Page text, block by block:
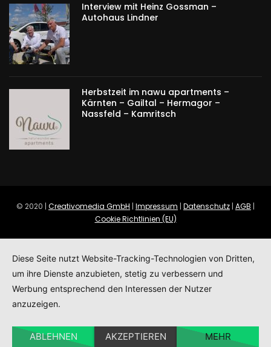
Interview mit Heinz Gossman –
Autohaus Lindner
Herbstzeit im nawu apartments –
Kärnten – Gailtal – Hermagor –
Nassfeld – Kamritsch
© 2020 | Creativomedia GmbH | Impressum | Datenschutz | AGB |
Cookie Richtlinien (EU)
Diese Seite nutzt Website-Tracking-Technologien von Dritten,
um ihre Dienste anzubieten, stetig zu verbessern und
Werbung entsprechend den Interessen der Nutzer
anzuzeigen.
ABLEHNEN AKZEPTIEREN MEHR